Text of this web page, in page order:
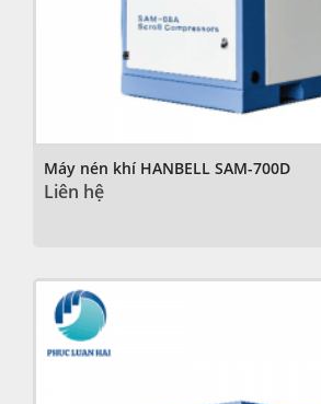
Máy nén khí HANBELL SAM-700D
Liên hệ